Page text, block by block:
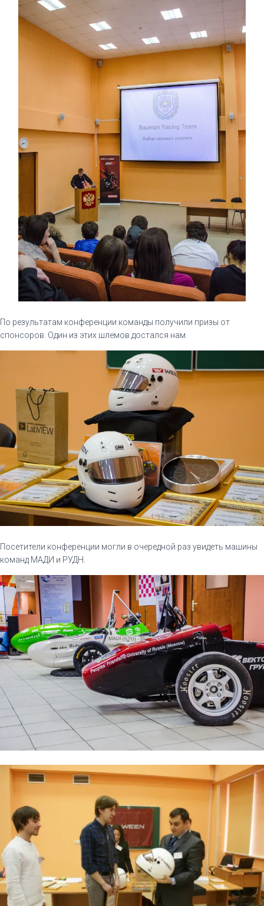
По результатам конференции команды получили призы от
спонсоров. Один из этих шлемов достался нам.
Посетители конференции могли в очередной раз увидеть машины
команд МАДИ и РУДН.